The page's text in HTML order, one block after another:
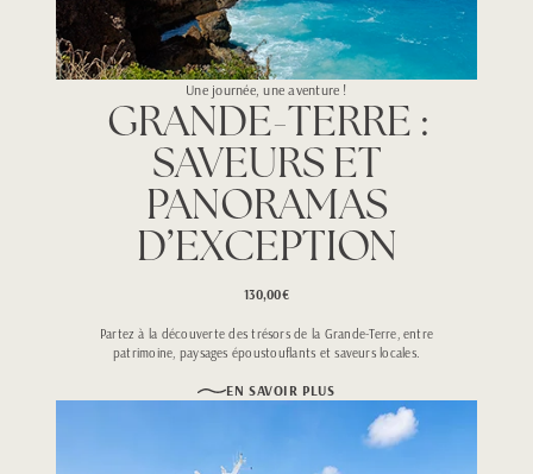
Une journée, une aventure !
GRANDE-TERRE :
SAVEURS ET
PANORAMAS
D’EXCEPTION
130,00€
Partez à la découverte des trésors de la Grande-Terre, entre
patrimoine, paysages époustouflants et saveurs locales.
EN SAVOIR PLUS